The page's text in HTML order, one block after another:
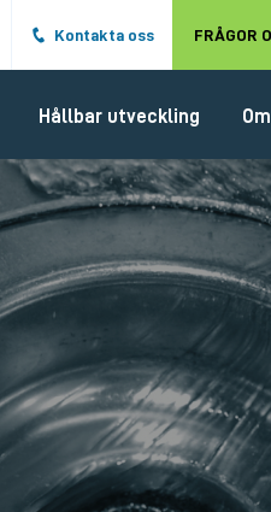
Hoppa till det huvudsakliga
Kontakta oss FRÅGOR
Hållbar utveckling